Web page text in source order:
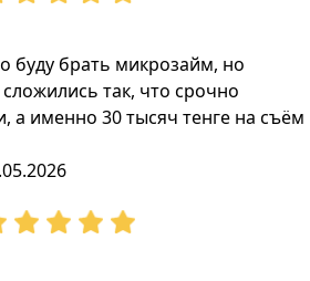
буду брать микрозайм, но
так, что срочно
а именно 30 тысяч тенге на съём